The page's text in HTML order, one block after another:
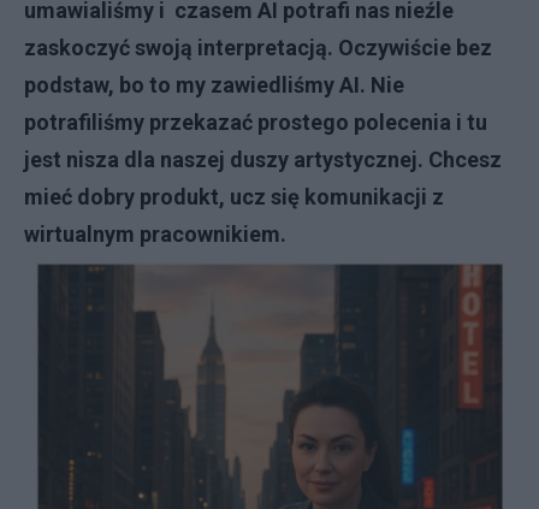
umawialiśmy i czasem AI potrafi nas nieźle
zaskoczyć swoją interpretacją. Oczywiście bez
podstaw, bo to my zawiedliśmy AI. Nie
potrafiliśmy przekazać prostego polecenia i tu
jest nisza dla naszej duszy artystycznej. Chcesz
mieć dobry produkt, ucz się komunikacji z
wirtualnym pracownikiem.